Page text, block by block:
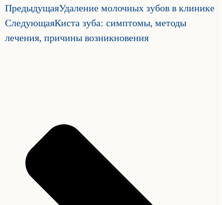
ПредыдущаяУдаление молочных зубов в клинике
СледующаяКиста зуба: симптомы, методы
лечения, причины возникновения